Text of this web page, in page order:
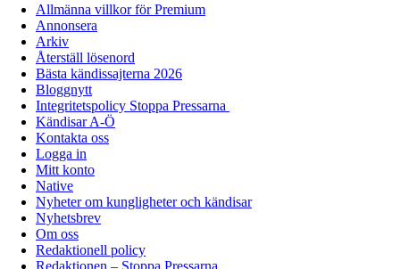
Allmänna villkor för Premium
Annonsera
Arkiv
Återställ lösenord
Bästa kändissajterna 2026
Bloggnytt
Integritetspolicy Stoppa Pressarna
Kändisar A-Ö
Kontakta oss
Logga in
Mitt konto
Native
Nyheter om kungligheter och kändisar
Nyhetsbrev
Om oss
Redaktionell policy
Redaktionen – Stoppa Pressarna